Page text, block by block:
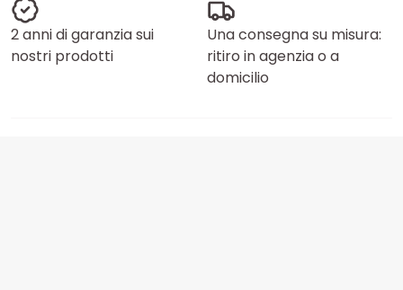
2 anni di garanzia sui
nostri prodotti
Una consegna su misura:
ritiro in agenzia o a
domicilio